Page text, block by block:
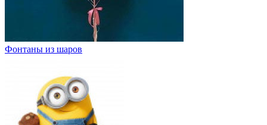
Фонтаны из шаров